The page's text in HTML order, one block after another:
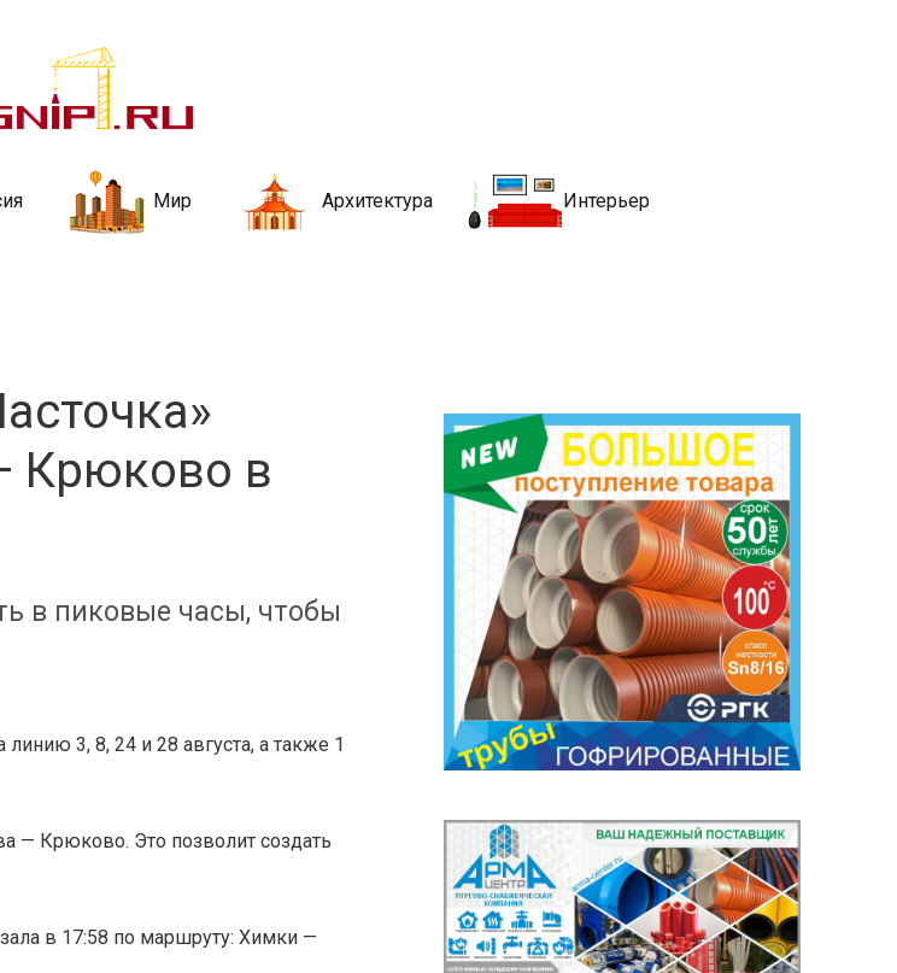
и недвижимости
стройкой рубрики
Мир Архитектура Интерьер
Крюково в
в пиковые часы, чтобы
3, 8, 24 и 28 августа, а также 1
— Крюково. Это позволит создать
в 17:58 по маршруту: Химки —